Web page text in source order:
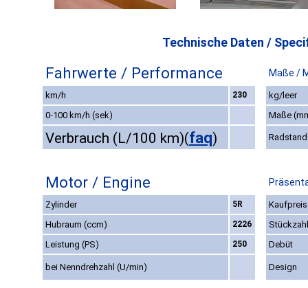
Technische Daten /
Fahrwerte / Performance Maße /
km/h 230
kg/leer
0-100 km/h (sek)
Maße
Verbrauch (L/100 km)(faq)
Motor / Engine
Zylinder 5R
Hubraum (ccm)
2226
Stückzahl
Leistung (PS)
250 Debüt
bei Nenndrehzahl (U/min) Design